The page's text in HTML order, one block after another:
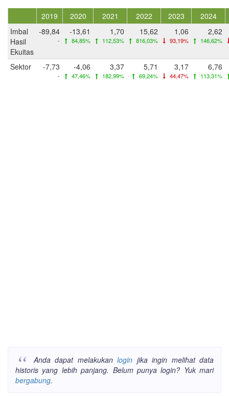
2019 2020 2021 2022 2023
2024
Imbal
Hasil
Ekuitas
-89,84
-
-13,61
84,85%
1,70
112,53%
15,62
816,03%
1,06
93,19%
2,62
146,62%
Sektor -7,73
-
-4,06
47,46%
3,37
182,99%
5,71
69,24%
3,17
44,47%
6,76
113,31%
Anda dapat melakukanlogin jika ingin melihat data
historis yang lebih panjang. Belum punya login? Yuk mari
bergabung.